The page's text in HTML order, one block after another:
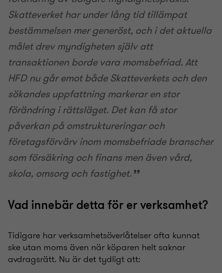
Skatteverket har under lång tid tillämpat
bestämmelsen mer generöst, och i det aktuella
målet drev myndigheten själv att
transaktionen borde vara momsbefriad. Att
HFD nu går emot både Skatteverkets och den
sökandes uppfattning markerar en stor
förändring i rättsläget. Det kan få stor
påverkan på omstruktureringar och
företagsförvärv inom momsbefriade branscher
som försäkring och finans men även vård,
skola, omsorg och fastighet.
Vad innebär detta för er verksamhet?
Tidigare har verksamhetsöverlåtelser ofta kunnat
ske utan moms även när köparen helt saknar
avdragsrätt. Nu är det tydligt att: